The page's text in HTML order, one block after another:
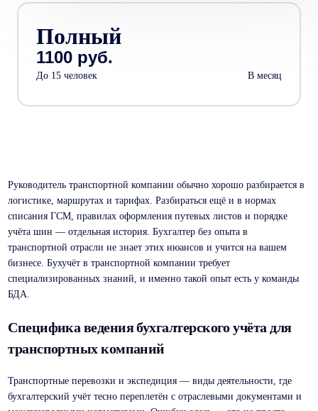
Полный
1100 руб.
До 15 человек В месяц
Руководитель транспортной компании обычно хорошо разбирается в
логистике, маршрутах и тарифах. Разбираться ещё и в нормах
списания ГСМ, правилах оформления путевых листов и порядке
учёта шин — отдельная история. Бухгалтер без опыта в
транспортной отрасли не знает этих нюансов и учится на вашем
бизнесе. Бухучёт в транспортной компании требует
специализированных знаний, и именно такой опыт есть у команды
БДА.
Специфика ведения бухгалтерского учёта для
транспортных компаний
Транспортные перевозки и экспедиция — виды деятельности, где
бухгалтерский учёт тесно переплетён с отраслевыми документами и